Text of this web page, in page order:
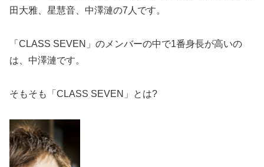
田大雅、星慧音、中澤漣の7人です。
「CLASS SEVEN」のメンバーの中で1番身長が高いの
は、中澤漣です。
そもそも「CLASS SEVEN」とは?